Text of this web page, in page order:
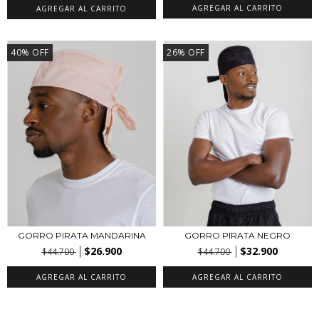
AGREGAR AL CARRITO AGREGAR AL CARRITO
40% OFF
GORRO PIRATA MANDARINA
$44.700 $26.900
AGREGAR AL CARRITO
26% OFF
GORRO PIRATA NEGRO
$44.700 $32.900
AGREGAR AL CARRITO